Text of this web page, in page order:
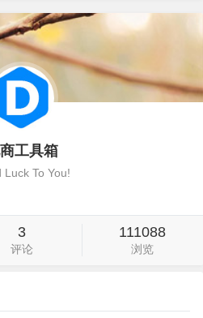
送相关标签内容。以下是关于标签推
细介绍。 一、标签推送机制的重要性 1.
验：通…
工具箱
Luck To You!
3
评论
111088
浏览